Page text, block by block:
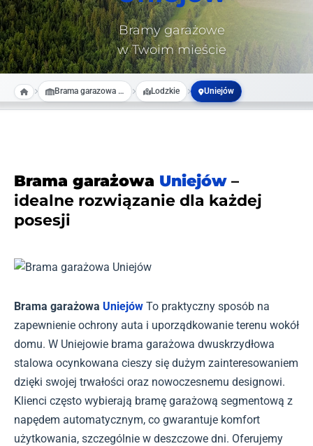
Bramy garażowe
w Twoim mieście
Brama garazowa na wymiar Lodzkie Uniejów
Brama garażowa Uniejów –
idealne rozwiązanie dla każdej
posesji
Brama garażowa Uniejów To praktyczny sposób na
zapewnienie ochrony auta i uporządkowanie terenu wokół
domu. W Uniejowie brama garażowa dwuskrzydłowa
stalowa ocynkowana cieszy się dużym zainteresowaniem
dzięki swojej trwałości oraz nowoczesnemu designowi.
Klienci często wybierają bramę garażową segmentową z
napędem automatycznym, co gwarantuje komfort
użytkowania, szczególnie w deszczowe dni. Oferujemy